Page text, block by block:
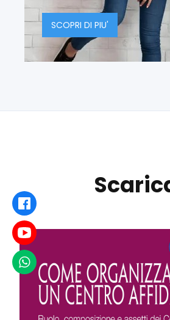
Youtube
WhatsApp
SCOPRI DI PIU'